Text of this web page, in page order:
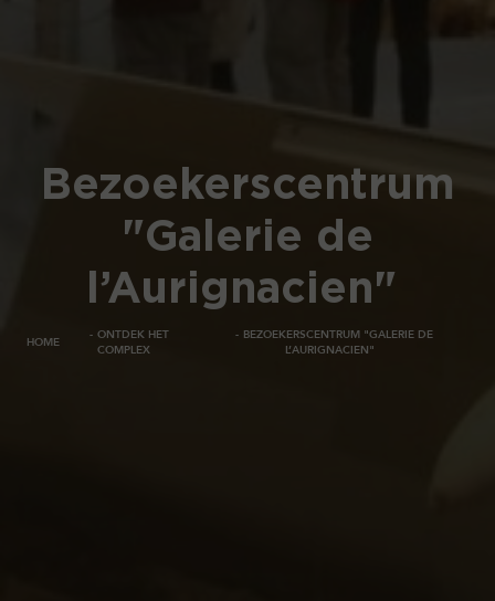
Bezoekerscentrum
"Galerie de
l’Aurignacien"
HOME
ONTDEK HET
COMPLEX
BEZOEKERSCENTRUM "GALERIE DE
L’AURIGNACIEN"